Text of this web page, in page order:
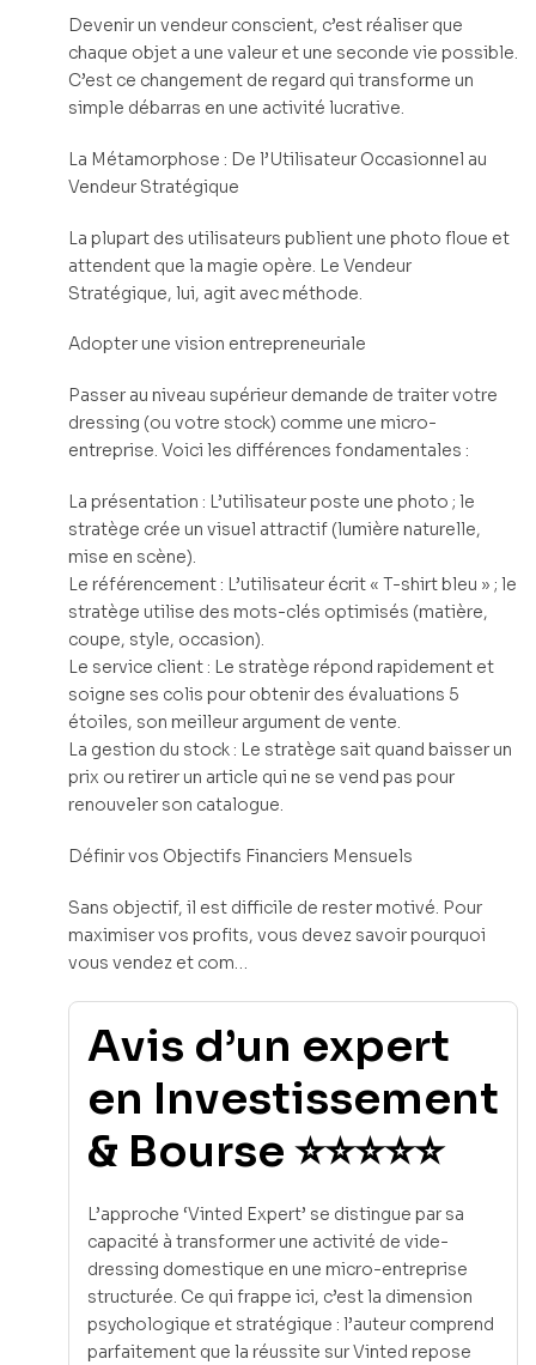
Devenir un vendeur conscient, c’est réaliser que
chaque objet a une valeur et une seconde vie possible.
C’est ce changement de regard qui transforme un
simple débarras en une activité lucrative.
La Métamorphose : De l’Utilisateur Occasionnel au
Vendeur Stratégique
La plupart des utilisateurs publient une photo floue et
attendent que la magie opère. Le Vendeur
Stratégique, lui, agit avec méthode.
Adopter une vision entrepreneuriale
Passer au niveau supérieur demande de traiter votre
dressing (ou votre stock) comme une micro-
entreprise. Voici les différences fondamentales :
La présentation : L’utilisateur poste une photo ; le
stratège crée un visuel attractif (lumière naturelle,
mise en scène).
Le référencement : L’utilisateur écrit « T-shirt bleu » ; le
stratège utilise des mots-clés optimisés (matière,
coupe, style, occasion).
Le service client : Le stratège répond rapidement et
soigne ses colis pour obtenir des évaluations 5
étoiles, son meilleur argument de vente.
La gestion du stock : Le stratège sait quand baisser un
prix ou retirer un article qui ne se vend pas pour
renouveler son catalogue.
Définir vos Objectifs Financiers Mensuels
Sans objectif, il est difficile de rester motivé. Pour
maximiser vos profits, vous devez savoir pourquoi
vous vendez et com…
Avis d’un expert
en Investissement
& Bourse ⭐⭐⭐⭐⭐
L’approche ‘Vinted Expert’ se distingue par sa
capacité à transformer une activité de vide-
dressing domestique en une micro-entreprise
structurée. Ce qui frappe ici, c’est la dimension
psychologique et stratégique : l’auteur comprend
parfaitement que la réussite sur Vinted repose